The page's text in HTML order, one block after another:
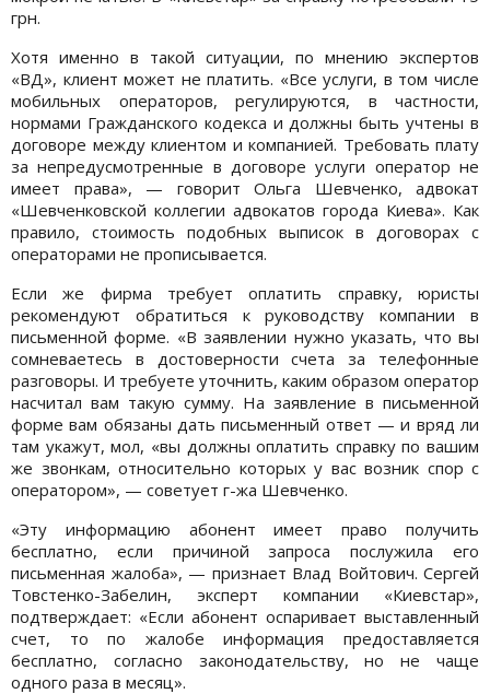
грн.
Хотя именно в такой ситуации, по мнению экспертов
«ВД», клиент может не платить. «Все услуги, в том числе
мобильных операторов, регулируются, в частности,
нормами Гражданского кодекса и должны быть учтены в
договоре между клиентом и компанией. Требовать плату
за непредусмотренные в договоре услуги оператор не
имеет права», — говорит Ольга Шевченко, адвокат
«Шевченковской коллегии адвокатов города Киева». Как
правило, стоимость подобных выписок в договорах с
операторами не прописывается.
Если же фирма требует оплатить справку, юристы
рекомендуют обратиться к руководству компании в
письменной форме. «В заявлении нужно указать, что вы
сомневаетесь в достоверности счета за телефонные
разговоры. И требуете уточнить, каким образом оператор
насчитал вам такую сумму. На заявление в письменной
форме вам обязаны дать письменный ответ — и вряд ли
там укажут, мол, «вы должны оплатить справку по вашим
же звонкам, относительно которых у вас возник спор с
оператором», — советует г-жа Шевченко.
«Эту информацию абонент имеет право получить
бесплатно, если причиной запроса послужила его
письменная жалоба», — признает Влад Войтович. Сергей
Товстенко-Забелин, эксперт компании «Киевстар»,
подтверждает: «Если абонент оспаривает выставленный
счет, то по жалобе информация предоставляется
бесплатно, согласно законодательству, но не чаще
одного раза в месяц».